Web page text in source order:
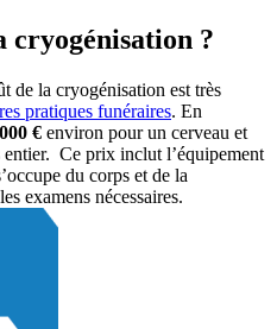
cryogénisation ?
de la cryogénisation est très
pratiques funéraires. En
€ environ pour un cerveau et
entier. Ce prix inclut l’équipement
du corps et de la
examens nécessaires.